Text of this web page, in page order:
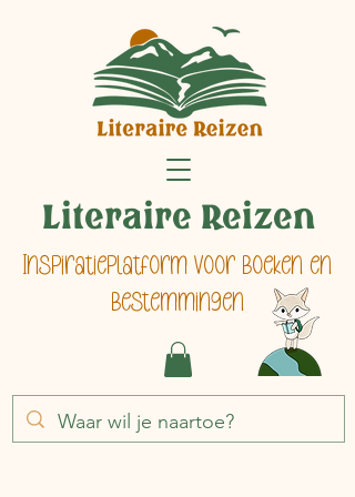
Inspiratieplatform voor boeken en
bestemmingen
Literaire Reizen